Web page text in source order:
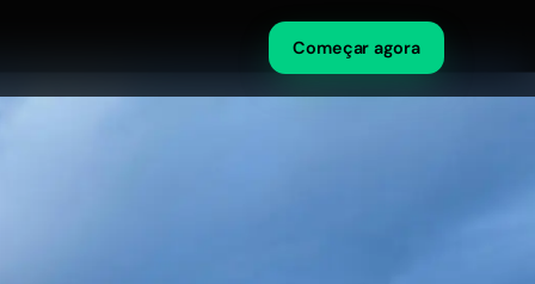
Começar agora